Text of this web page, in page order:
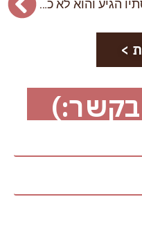
הסתיו הגיע והוא לא כתום
>
בקשר:)